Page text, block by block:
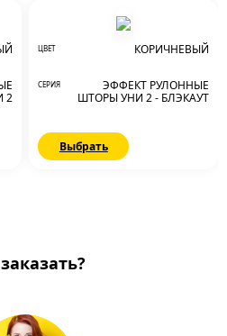
2
ЦВЕТ КОРИЧНЕВЫЙ
СЕРИЯ
ЭФФЕКТ РУЛОННЫЕ
ШТОРЫ УНИ 2 - БЛЭКАУТ
Выбрать